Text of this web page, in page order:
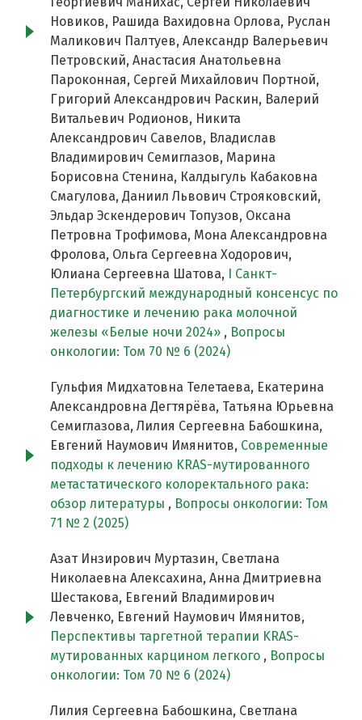
Новиков, Рашида Вахидовна Орлова, Руслан
Маликович Палтуев, Александр Валерьевич
Петровский, Анастасия Анатольевна
Пароконная, Сергей Михайлович Портной,
Григорий Александрович Раскин, Валерий
Витальевич Родионов, Никита
Александрович Савелов, Владислав
Владимирович Семиглазов, Марина
Борисовна Стенина, Калдыгуль Кабаковна
Смагулова, Даниил Львович Строяковский,
Эльдар Эскендерович Топузов, Оксана
Петровна Трофимова, Мона Александровна
Фролова, Ольга Сергеевна Ходорович,
Юлиана Сергеевна Шатова,
I Cанкт-
Петербургский международный консенсус по
диагностике и лечению рака молочной
железы «Белые ночи 2024» , Вопросы
онкологии: Том 70 № 6 (2024)
Гульфия Мидхатовна Телетаева, Екатерина
Александровна Дегтярёва, Татьяна Юрьевна
Семиглазова, Лилия Сергеевна Бабошкина,
Евгений Наумович Имянитов, Современные
подходы к лечению KRAS-мутированного
метастатического колоректального рака:
обзор литературы , Вопросы онкологии: Том
71 № 2 (2025)
Азат Инзирович Муртазин, Светлана
Николаевна Алексахина, Анна Дмитриевна
Шестакова, Евгений Владимирович
Левченко, Евгений Наумович Имянитов,
Перспективы таргетной терапии KRAS-
мутированных карцином легкого , Вопросы
онкологии: Том 70 № 6 (2024)
Лилия Сергеевна Бабошкина, Светлана